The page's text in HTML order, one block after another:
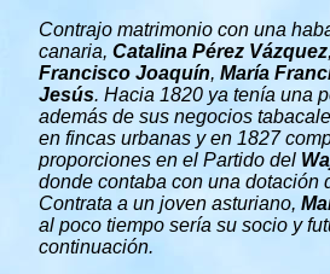
Contrajo matrimonio con una
canaria, Catalina Pérez Vázquez
Francisco Joaquín, María
Jesús. Hacia 1820 ya tenía una
además de sus negocios
en fincas urbanas y en 1827
proporciones en el Partido del
donde contaba con una dotación
Contrata a un joven asturiano,
al poco tiempo sería su socio y
continuación.